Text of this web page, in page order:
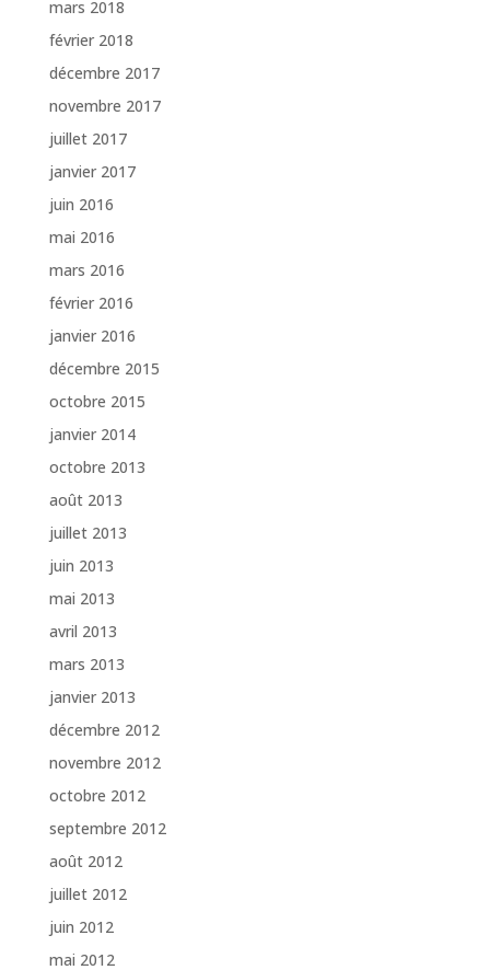
mars 2018
février 2018
décembre 2017
novembre 2017
juillet 2017
janvier 2017
juin 2016
mai 2016
mars 2016
février 2016
janvier 2016
décembre 2015
octobre 2015
janvier 2014
octobre 2013
août 2013
juillet 2013
juin 2013
mai 2013
avril 2013
mars 2013
janvier 2013
décembre 2012
novembre 2012
octobre 2012
septembre 2012
août 2012
juillet 2012
juin 2012
mai 2012